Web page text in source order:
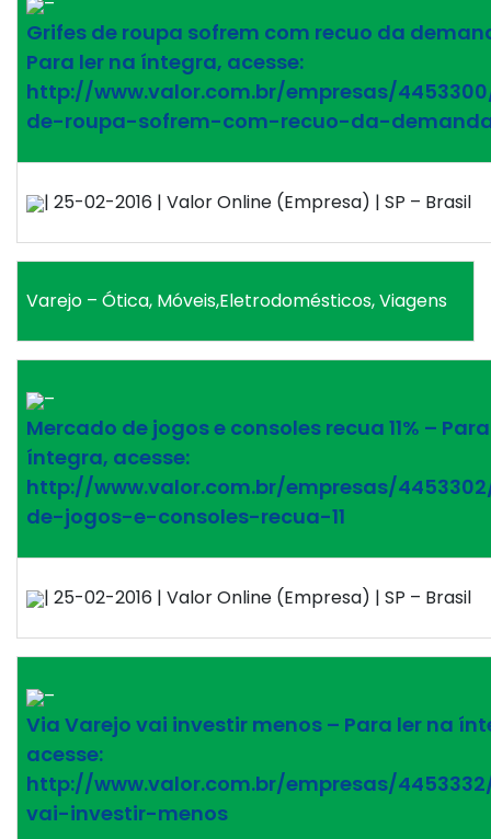
Grifes de roupa sofrem com recuo da
Para ler na íntegra, acesse:
http://www.valor.com.br/empresas/
de-roupa-sofrem-com-recuo-da-
| 25-02-2016 | Valor Online (Empresa) | SP – Brasil
Varejo – Ótica, Móveis,Eletrodomésticos, Viagens
–
Mercado de jogos e consoles recua 11% –
íntegra, acesse:
http://www.valor.com.br/empresas/
de-jogos-e-consoles-recua-11
| 25-02-2016 | Valor Online (Empresa) | SP – Brasil
–
Via Varejo vai investir menos – Para ler na
acesse:
http://www.valor.com.br/empresas/
vai-investir-menos